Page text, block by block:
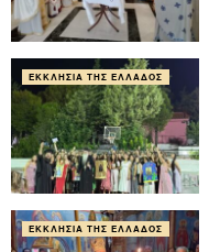
ΕΚΚΛΗΣΊΑ ΤΗΣ ΕΛΛΆΔΟΣ
ΕΚΚΛΗΣΊΑ ΤΗΣ ΕΛΛΆΔΟΣ